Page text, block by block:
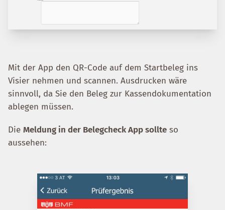
Mit der App den QR-Code auf dem Startbeleg ins
Visier nehmen und scannen. Ausdrucken wäre
sinnvoll, da Sie den Beleg zur Kassendokumentation
ablegen müssen.
Die Meldung in der Belegcheck App sollte so
aussehen: